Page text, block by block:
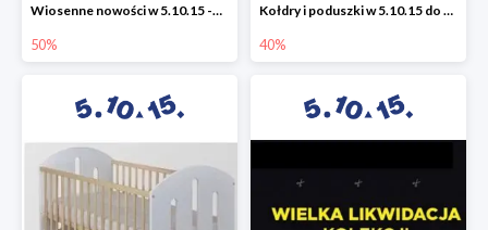
Wiosenne nowości w 5.10.15 -50%
50%
Kołdry i poduszki w 5.10.15 do -40%
40%